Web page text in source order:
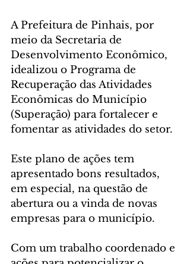
A Prefeitura de Pinhais, por
meio da Secretaria de
Desenvolvimento Econômico,
idealizou o Programa de
Recuperação das Atividades
Econômicas do Município
(Superação) para fortalecer e
fomentar as atividades do setor.
Este plano de ações tem
apresentado bons resultados,
em especial, na questão de
abertura ou a vinda de novas
empresas para o município.
Com um trabalho coordenado e